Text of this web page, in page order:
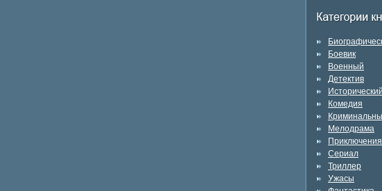
Боевик
Военный
Детектив
Исторический
Комедия
Мелодрама
Приключения
Сериал
Триллер
Ужасы